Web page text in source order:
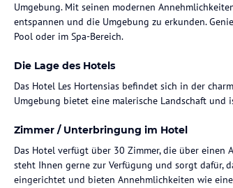
Umgebung. Mit seinen modernen
entspannen und die Umgebung zu erkunden.
Pool oder im Spa-Bereich.
Die Lage des Hotels
Das Hotel Les Hortensias befindet sich in der
Umgebung bietet eine malerische Landschaft
Zimmer / Unterbringung im Hotel
Das Hotel verfügt über 30 Zimmer, die über einen
steht Ihnen gerne zur Verfügung und sorgt dafür,
eingerichtet und bieten Annehmlichkeiten wie